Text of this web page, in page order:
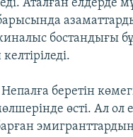
Аталған елдерде
бостандығы
беретін
өсті. Ал ол